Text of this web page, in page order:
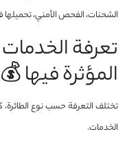
الشحنات، الفحص الأمني، تحميلها
تعرفة
المؤثرة فيها 💰
تختلف التعرفة حسب نوع الطائرة،
الخدمات.